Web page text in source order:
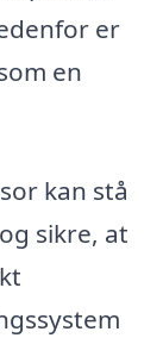
er
en
kan stå
sikre, at